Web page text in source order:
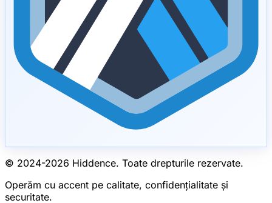
© 2024-2026 Hiddence. Toate drepturile rezervate.
Operăm cu accent pe calitate, confidențialitate și
securitate.